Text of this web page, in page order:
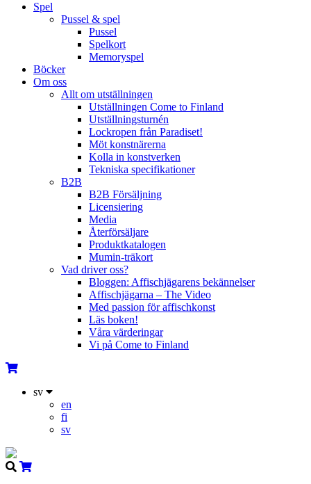
Spel
Pussel & spel
Pussel
Spelkort
Memoryspel
Böcker
Om oss
Allt om utställningen
Utställningen Come to Finland
Utställningsturnén
Lockropen från Paradiset!
Möt konstnärerna
Kolla in konstverken
Tekniska specifikationer
B2B
B2B Försäljning
Licensiering
Media
Återförsäljare
Produktkatalogen
Mumin-träkort
Vad driver oss?
Bloggen: Affischjägarens bekännelser
Affischjägarna – The Video
Med passion för affischkonst
Läs boken!
Våra värderingar
Vi på Come to Finland
sv
en
fi
sv